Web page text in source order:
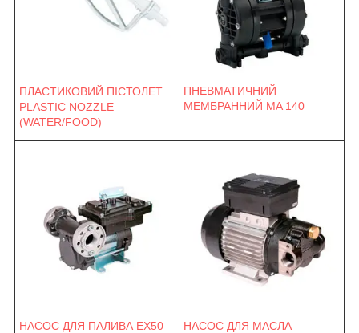
ПЛАСТИКОВИЙ ПІСТОЛЕТ
PLASTIC NOZZLE
(WATER/FOOD)
ПНЕВМАТИЧНИЙ
МЕМБРАННИЙ MA 140
НАСОС ДЛЯ ПАЛИВА EX50
НАСОС ДЛЯ МАСЛА